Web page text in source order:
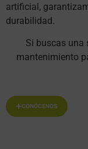
artificial,
durabilidad.
Si buscas una
mantenimiento
CONÓCENOS